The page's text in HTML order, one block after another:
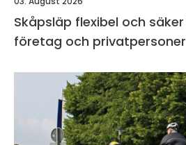
Skåpsläp flexibel och säker transport för
företag och privatpersoner